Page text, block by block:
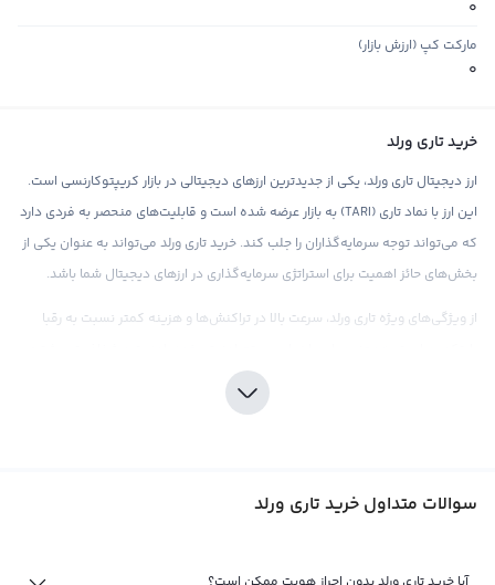
0
مارکت کپ (ارزش بازار)
0
خرید تاری ورلد
ارز دیجیتال تاری ورلد، یکی از جدیدترین ارزهای دیجیتالی در بازار کریپتوکارنسی است.
این ارز با نماد تاری (TARI) به بازار عرضه شده است و قابلیت‌های منحصر به فردی دارد
که می‌تواند توجه سرمایه‌گذاران را جلب کند. خرید تاری ورلد می‌تواند به عنوان یکی از
بخش‌های حائز اهمیت برای استراتژی سرمایه‌گذاری در ارزهای دیجیتال شما باشد.
از ویژگی‌های ویژه تاری ورلد، سرعت بالا در تراکنش‌ها و هزینه کمتر نسبت به رقبا
را در تراکنش‌های خود ارائه می‌دهد. خرید تاری ورلد از طریق صرافی‌های معتبر و با
تجربه مانند رابکس، می‌تواند بهترین گزینه باشد زیرا این صرافی با ارائه قیمت‌های
کریپتوکارنسی است. با توجه به نوسانات قیمتی موجود در بازار، تحقیقات کافی و درک
و اطلاعات به روز بازار، به افراد کمک می‌کند تا با اطلاعات کامل‌تری در مورد این ارز،
سوالات متداول خرید تاری ورلد